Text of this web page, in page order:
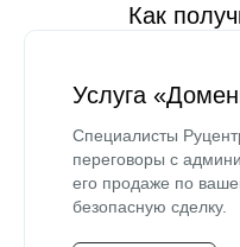
Как
Услуга
Специалисты
переговоры с
его продаже по
безопасную сделку.